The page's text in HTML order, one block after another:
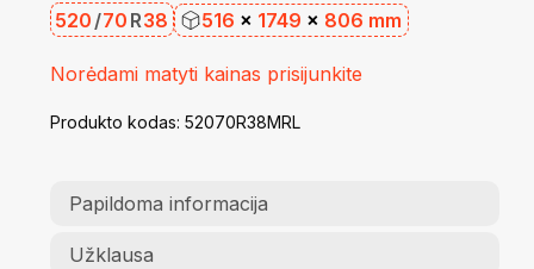
520 /70 R38 516 × 1749 × 806 mm
Norėdami matyti kainas prisijunkite
Produkto kodas: 52070R38MRL
Papildoma informacija
Užklausa